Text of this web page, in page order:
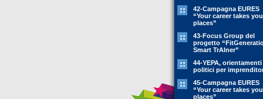
42-Campagna EURES
“Your career takes you
places”
43-Focus Group del
progetto
Smart TrAIner”
44-YEPA, orientamenti
politici per
45-Campagna EURES
“Your career takes you
places”